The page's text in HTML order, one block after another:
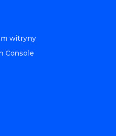
witryny
Console